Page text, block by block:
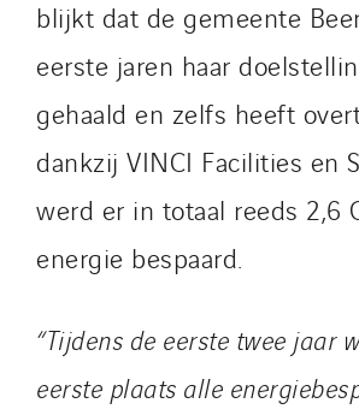
blijkt dat de gemeente
eerste jaren haar
gehaald en zelfs heeft
dankzij VINCI Facilities en
werd er in totaal reeds 2,6
energie bespaard.
“Tijdens de eerste twee jaar
eerste plaats alle